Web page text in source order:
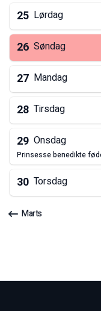
25 Lørdag
26 Søndag
27 Mandag
28 Tirsdag
29 Onsdag
prinsesse benedikte
30 Torsdag
Marts